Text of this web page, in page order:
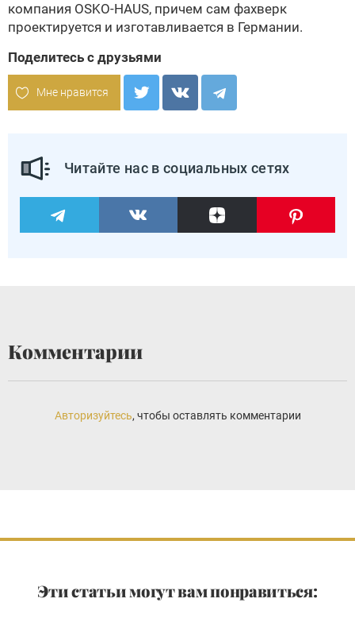
компания OSKO-HAUS, причем сам фахверк
проектируется и изготавливается в Германии.
Поделитесь с друзьями
Мне нравится
Читайте нас в социальных сетях
Комментарии
Авторизуйтесь, чтобы оставлять комментарии
Эти статьи могут вам понравиться: